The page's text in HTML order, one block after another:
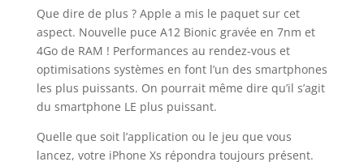
Que dire de plus ? Apple a mis le paquet sur cet
aspect. Nouvelle puce A12 Bionic gravée en 7nm et
4Go de RAM ! Performances au rendez-vous et
optimisations systèmes en font l’un des smartphones
les plus puissants. On pourrait même dire qu’il s’agit
du smartphone LE plus puissant.
Quelle que soit l’application ou le jeu que vous
lancez, votre iPhone Xs répondra toujours présent.